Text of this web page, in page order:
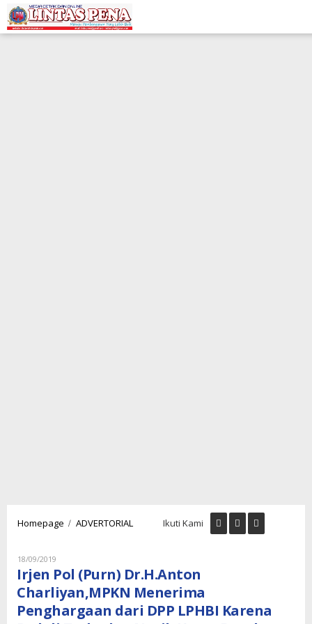
Homepage / ADVERTORIALIrjen
Charliyan,MPKN
Menerima
Penghargaan
dari
Ikuti Kami
18/09/2019
Lintaspena
Irjen Pol (Purn) Dr.H.Anton
Charliyan,MPKN Menerima
Penghargaan dari DPP LPHBI Karena